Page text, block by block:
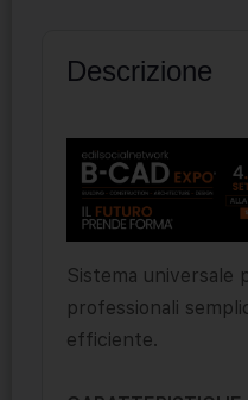
Descrizione
Sistema universale
professionali
efficiente.